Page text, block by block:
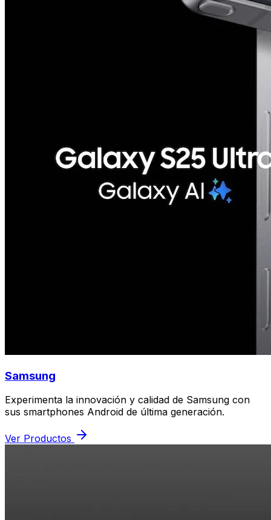
Samsung
Experimenta la innovación y calidad de Samsung con
sus smartphones Android de última generación.
Ver Productos